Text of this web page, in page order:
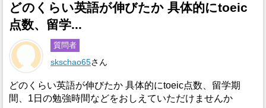
どのくらい英語が伸びたか 具体的にtoeic
点数、留学...
質問者
skschao65さん
どのくらい英語が伸びたか 具体的にtoeic点数、留学期
間、1日の勉強時間などをおしえていただけませんか